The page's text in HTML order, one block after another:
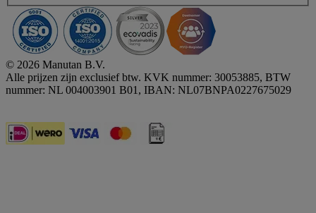
© 2026 Manutan B.V.
Alle prijzen zijn exclusief btw. KVK nummer: 30053885, BTW
nummer: NL 004003901 B01, IBAN: NL07BNPA0227675029